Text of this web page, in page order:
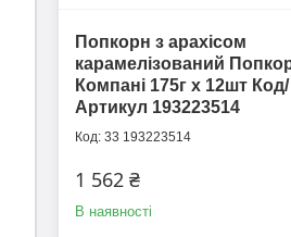
Попкорн з арахісом
карамелізований
Компані 175г х 12шт Код/
Артикул 193223514
33 193223514
1 562 ₴
В наявності